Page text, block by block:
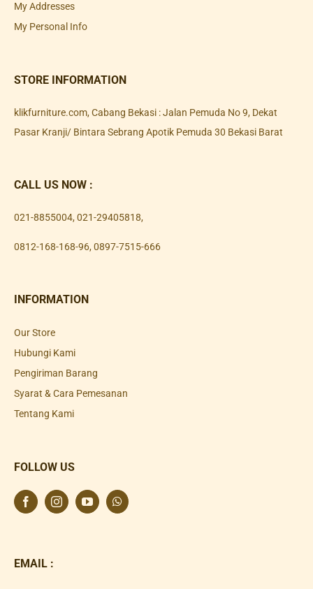
My Addresses
My Personal Info
STORE INFORMATION
klikfurniture.com, Cabang Bekasi : Jalan Pemuda No 9, Dekat
Pasar Kranji/ Bintara Sebrang Apotik Pemuda 30 Bekasi Barat
CALL US NOW :
021-8855004, 021-29405818,
0812-168-168-96, 0897-7515-666
INFORMATION
Our Store
Hubungi Kami
Pengiriman Barang
Syarat & Cara Pemesanan
Tentang Kami
FOLLOW US
EMAIL :